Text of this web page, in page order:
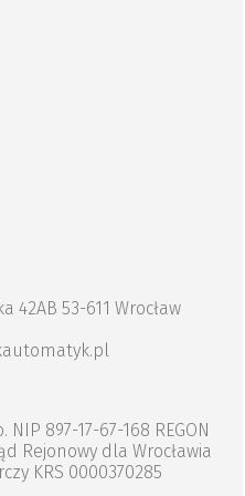
42AB 53-611 Wrocław
897-17-67-168 REGON
Rejonowy dla Wrocławia
KRS 0000370285